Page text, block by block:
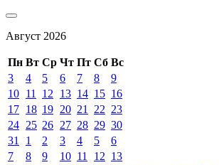
Август 2026
Пн Вт Ср Чт Пт Сб Вс
3
4 5 6 7 8
9
10 11 12 13 14 15 16
17 18 19 20 21 22 23
24 25 26 27 28 29 30
31
1 2 3 4 5
6
7
8 9 10 11 12 13